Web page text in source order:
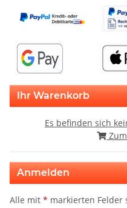
Ihr Warenkorb
Es befinden sich
Anmelden
Alle mit * markierten Felder